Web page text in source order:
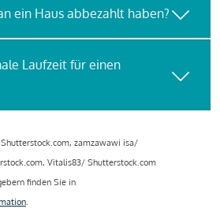
ein Haus abbezahlt haben?
Laufzeit für einen
zamzawawi isa/
Vitalis83/ Shutterstock.com
finden Sie in
.